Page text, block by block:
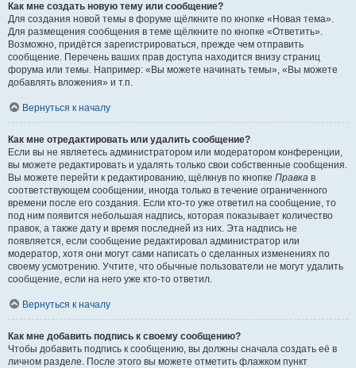
Как мне создать новую тему или сообщение?
Для создания новой темы в форуме щёлкните по кнопке «Новая тема».
Для размещения сообщения в теме щёлкните по кнопке «Ответить».
Возможно, придётся зарегистрироваться, прежде чем отправить
сообщение. Перечень ваших прав доступа находится внизу страниц
форума или темы. Например: «Вы можете начинать темы», «Вы можете
добавлять вложения» и т.п.
Вернуться к началу
Как мне отредактировать или удалить сообщение?
Если вы не являетесь администратором или модератором конференции,
вы можете редактировать и удалять только свои собственные сообщения.
Вы можете перейти к редактированию, щёлкнув по кнопке Правка в
соответствующем сообщении, иногда только в течение ограниченного
времени после его создания. Если кто-то уже ответил на сообщение, то
под ним появится небольшая надпись, которая показывает количество
правок, а также дату и время последней из них. Эта надпись не
появляется, если сообщение редактировал администратор или
модератор, хотя они могут сами написать о сделанных изменениях по
своему усмотрению. Учтите, что обычные пользователи не могут удалить
сообщение, если на него уже кто-то ответил.
Вернуться к началу
Как мне добавить подпись к своему сообщению?
Чтобы добавить подпись к сообщению, вы должны сначала создать её в
личном разделе. После этого вы можете отметить флажком пункт